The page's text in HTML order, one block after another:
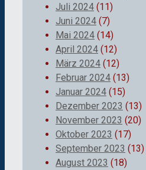
Juli 2024 (11)
Juni 2024 (7)
Mai 2024 (14)
April 2024 (12)
März 2024 (12)
Februar 2024 (13)
Januar 2024 (15)
Dezember 2023 (13)
November 2023 (20)
Oktober 2023 (17)
September 2023 (13)
August 2023 (18)